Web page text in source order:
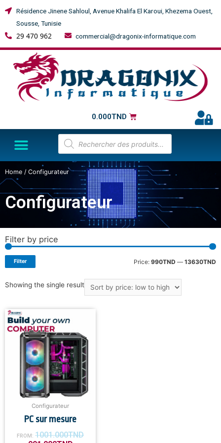
Résidence Jinene Sahloul, Avenue Khalifa El Karoui, Khezema Ouest,
Sousse, Tunisie
29 470 962 commercial@dragonix-informatique.com
0.000TND
Home / Configurateur
Configurateur
Filter by price
Filter Price: 990TND — 13630TND
Showing the single result
Configurateur
PC sur mesure
FROM: 1001.000TND